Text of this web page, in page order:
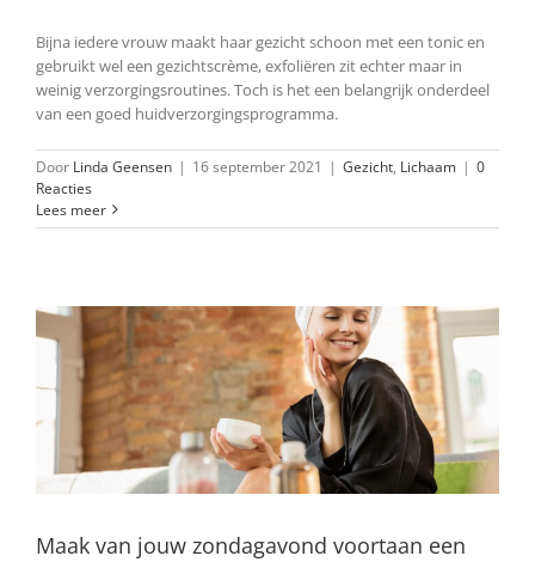
Bijna iedere vrouw maakt haar gezicht schoon met een tonic en
gebruikt wel een gezichtscrème, exfoliëren zit echter maar in
weinig verzorgingsroutines. Toch is het een belangrijk onderdeel
van een goed huidverzorgingsprogramma.
Door Linda Geensen | 16 september 2021 | Gezicht, Lichaam | 0
Reacties
Lees meer
Maak van jouw zondagavond voortaan een